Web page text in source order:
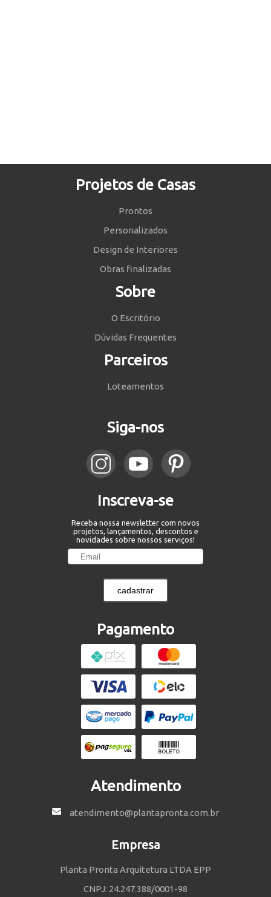
Projetos de Casas
Prontos
Personalizados
Design de Interiores
Obras finalizadas
Sobre
O Escritório
Dúvidas Frequentes
Parceiros
Loteamentos
Siga-nos
Inscreva-se
Receba nossa newsletter com novos
projetos, lançamentos, descontos e
novidades sobre nossos serviços!
cadastrar
Pagamento
Atendimento
atendimento@plantapronta.com.br
Empresa
Planta Pronta Arquitetura LTDA EPP
CNPJ: 24.247.388/0001-98